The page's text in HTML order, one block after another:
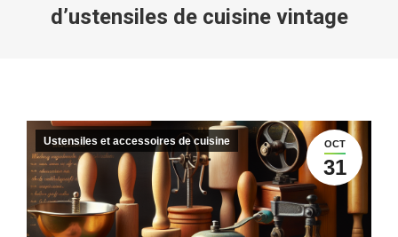
d’ustensiles de cuisine vintage
OCT
31
Ustensiles et accessoires de cuisine